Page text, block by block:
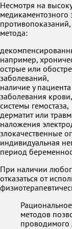
Несмотря на
медикаментозного
метода:
например,
острые или
заболеваний,
наличие у
заболевания
системы гемостаза,
дерматит или
наложения
злокачественные
индивидуальная
период
При наличии
отказаться от
методов
проводимого